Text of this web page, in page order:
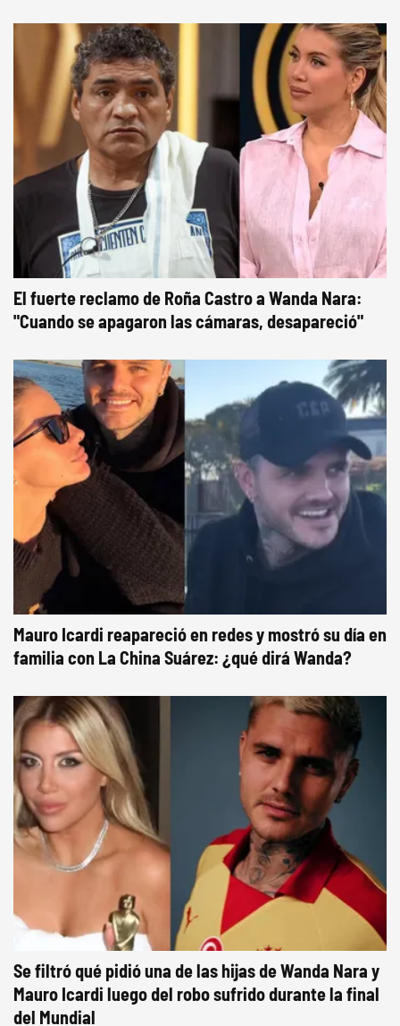
El fuerte reclamo de Roña Castro a Wanda Nara:
"Cuando se apagaron las cámaras, desapareció"
Mauro Icardi reapareció en redes y mostró su día en
familia con La China Suárez: ¿qué dirá Wanda?
Se filtró qué pidió una de las hijas de Wanda Nara y
Mauro Icardi luego del robo sufrido durante la final
del Mundial